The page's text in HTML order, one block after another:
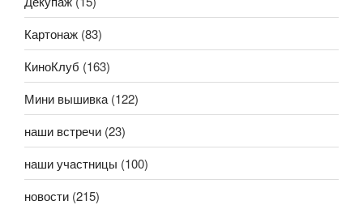
Картонаж (83)
КиноКлуб (163)
Мини вышивка (122)
наши встречи (23)
наши участницы (100)
новости (215)